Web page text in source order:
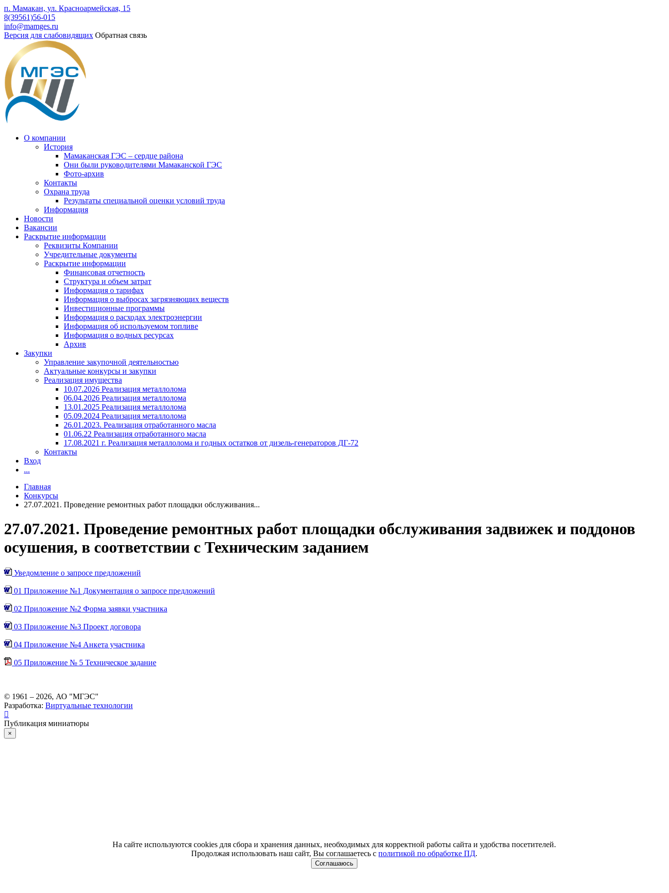
п. Мамакан, ул. Красноармейская, 15
8(39561)56-015
info@mamges.ru
Версия для слабовидящих Обратная связь
О компании
История
Мамаканская ГЭС – сердце района
Они были руководителями Мамаканской ГЭС
Фото-архив
Контакты
Охрана труда
Результаты специальной оценки условий труда
Информация
Новости
Вакансии
Раскрытие информации
Реквизиты Компании
Учредительные документы
Раскрытие информации
Финансовая отчетность
Структура и объем затрат
Информация о тарифах
Информация о выбросах загрязняющих веществ
Инвестиционные программы
Информация о расходах электроэнергии
Информация об используемом топливе
Информация о водных ресурсах
Архив
Закупки
Управление закупочной деятельностью
Актуальные конкурсы и закупки
Реализация имущества
10.07.2026 Реализация металлолома
06.04.2026 Реализация металлолома
13.01.2025 Реализация металлолома
05.09.2024 Реализация металлолома
26.01.2023. Реализация отработанного масла
01.06.22 Реализация отработанного масла
17.08.2021 г. Реализация металлолома и годных остатков от дизель-генераторов ДГ-72
Контакты
Вход
...
Главная
Конкурсы
27.07.2021. Проведение ремонтных работ площадки обслуживания...
27.07.2021. Проведение ремонтных работ площадки обслуживания задвижек и поддонов
осушения, в соответствии с Техническим заданием
Уведомление о запросе предложений
01 Приложение №1 Документация о запросе предложений
02 Приложение №2 Форма заявки участника
03 Приложение №3 Проект договора
04 Приложение №4 Анкета участника
05 Приложение № 5 Техническое задание
© 1961 – 2026, АО "МГЭС"
Разработка: Виртуальные технологии
Публикация миниатюры
×
На сайте используются cookies для сбора и хранения данных, необходимых для корректной работы сайта и удобства посетителей.
Продолжая использовать наш сайт, Вы соглашаетесь сполитикой по обработке ПД.
Соглашаюсь